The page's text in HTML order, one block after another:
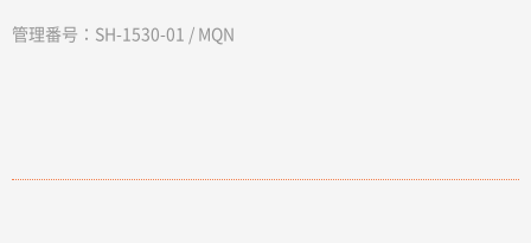
管理番号：SH-1530-01 / MQN